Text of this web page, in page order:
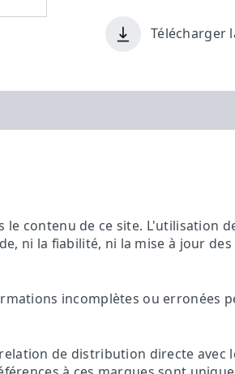
Télécharger
contenu de ce site. L'utilisation
ni la fiabilité, ni la mise à jour
incomplètes ou erronées
de distribution directe avec